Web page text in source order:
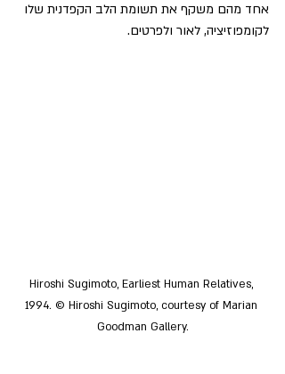
אחד מהם משקף את תשומת הלב הקפדנית שלו
לקומפוזיציה, לאור ולפרטים.
Hiroshi Sugimoto, Earliest Human Relatives,
1994. © Hiroshi Sugimoto, courtesy of Marian
Goodman Gallery.